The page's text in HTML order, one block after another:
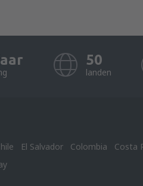
50
landen
El Salvador Colombia Costa